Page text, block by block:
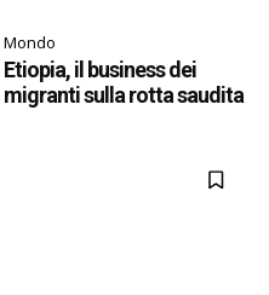
Mondo
Etiopia, il business dei
migranti sulla rotta saudita